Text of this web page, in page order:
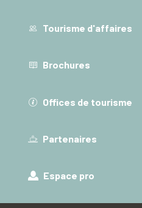
Tourisme d'affaires
Brochures
Offices de tourisme
Partenaires
Espace pro